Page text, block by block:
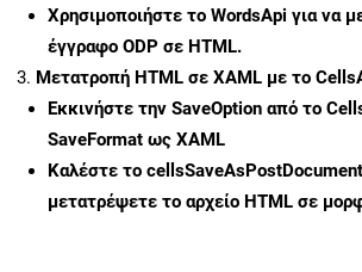
Χρησιμοποιήστε το WordsApi για να
έγγραφο ODP σε HTML.
Μετατροπή HTML σε XAML με το
Εκκινήστε την SaveOption από το
SaveFormat ως XAML
Καλέστε το
μετατρέψετε το αρχείο HTML σε